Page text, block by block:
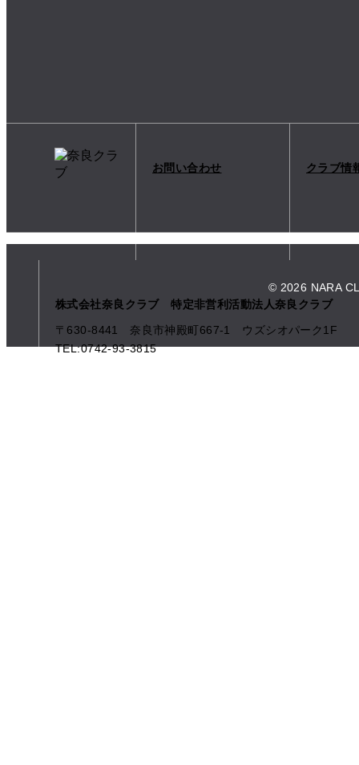
お問い合わせ クラブ情
株式会社奈良クラブ 特定非営利活動法人奈良クラブ
〒630-8441 奈良市神殿町667-1
ウズシオパーク1F
TEL:0742-93-3815
© 2026 NARA